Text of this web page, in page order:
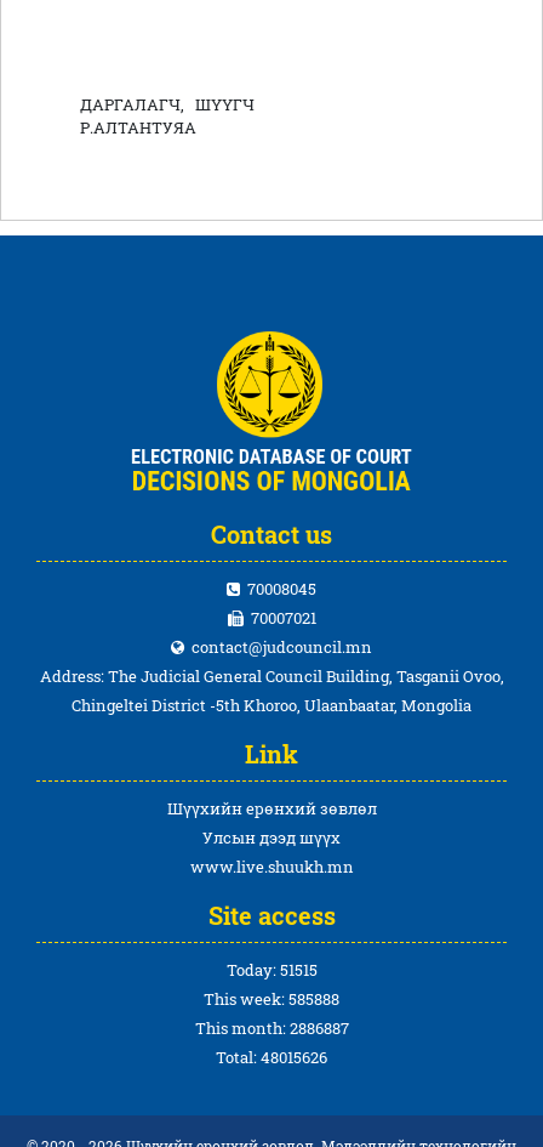
ДАРГАЛАГЧ, ШҮҮГЧ
Р.АЛТАНТУЯА
Contact us
70008045
70007021
contact@judcouncil.mn
Address: The Judicial General Council Building, Tasganii Ovoo,
Chingeltei District -5th Khoroo, Ulaanbaatar, Mongolia
Link
Шүүхийн ерөнхий зөвлөл
Улсын дээд шүүх
www.live.shuukh.mn
Site access
Today: 51515
This week: 585888
This month: 2886887
Total: 48015626